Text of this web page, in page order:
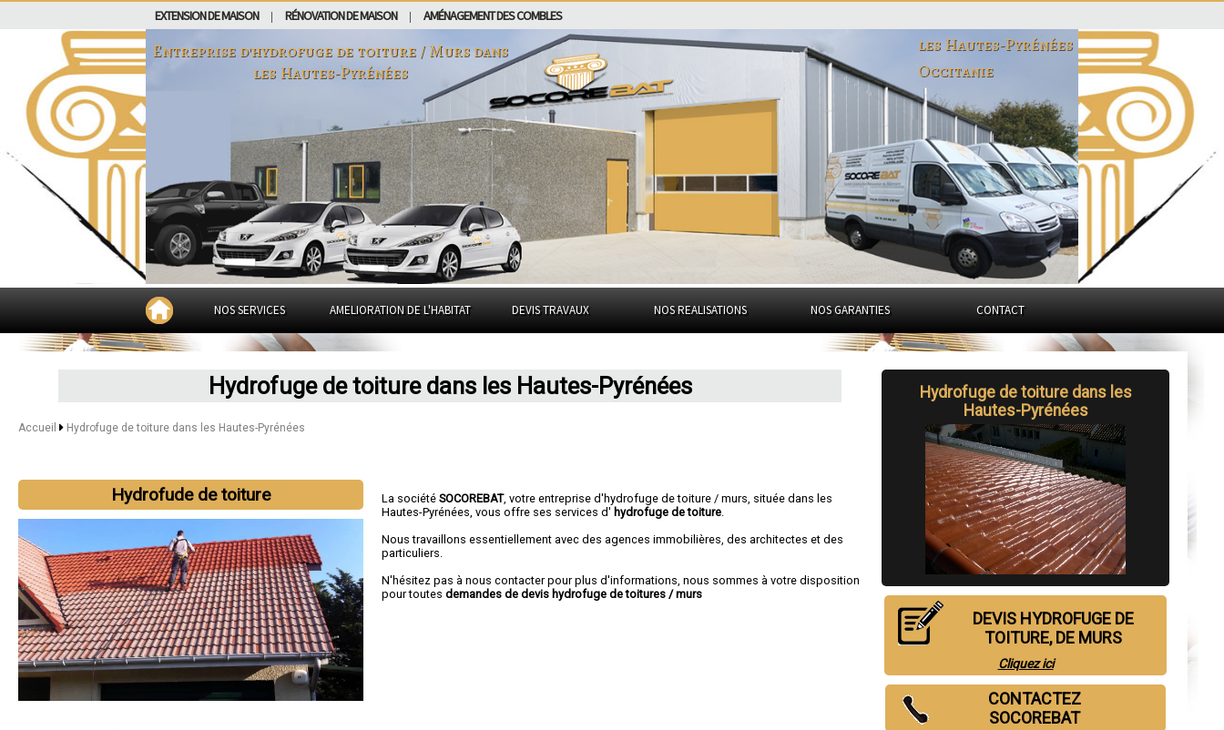
EXTENSION DE MAISON RÉNOVATION DE MAISON AMÉNAGEMENT DES COMBLES
Entreprise d'hydrofuge de toiture / Murs dans
les Hautes-Pyrénées
les Hautes-Pyrénées
Occitanie
NOS SERVICES AMELIORATION DE L'HABITAT DEVIS TRAVAUX NOS REALISATIONS NOS GARANTIES CONTACT
Hydrofuge de toiture dans les Hautes-Pyrénées
Accueil Hydrofuge de toiture dans les Hautes-Pyrénées
Hydrofude de toiture La sociétéSOCOREBAT, votre entreprise d'hydrofuge de toiture / murs, située dans les
Hautes-Pyrénées, vous offre ses services d' hydrofuge de toiture
Nous travaillons essentiellement avec des agences immobilières, des architectes et des
particuliers.
N'hésitez pas à nous contacter pour plus d'informations, nous sommes à votre disposition
pour toutesdemandes de devis hydrofuge de toitures / murs
Hydrofuge de toiture dans les
Hautes-Pyrénées
DEVIS HYDROFUGE DE
TOITURE, DE MURS
Cliquez ici
CONTACTEZ
SOCOREBAT